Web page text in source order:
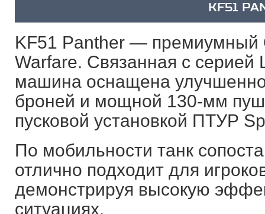
KF51
KF51 Panther — премиумный
Warfare. Связанная с серией
машина оснащена
броней и мощной 130-мм
пусковой установкой ПТУР
По мобильности танк
отлично подходит для
демонстрируя высокую
ситуациях.